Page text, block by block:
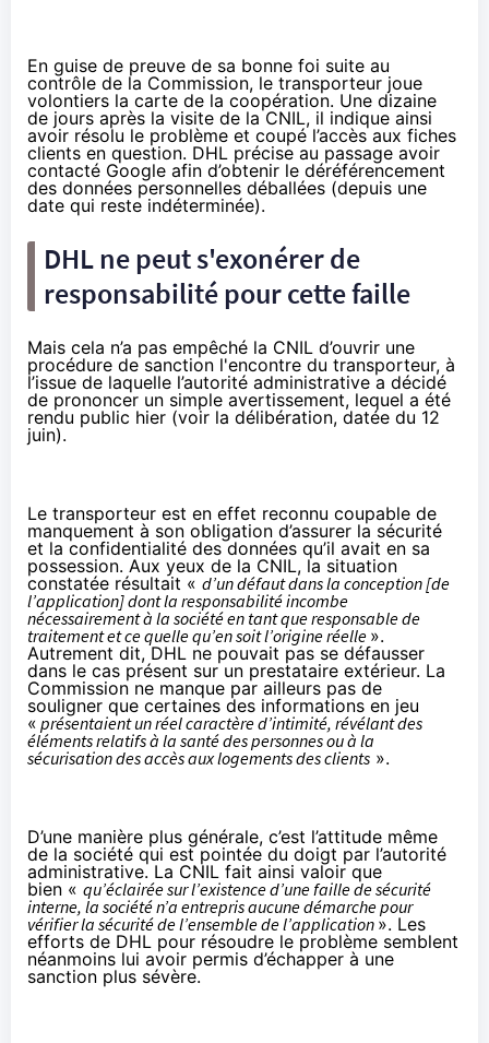
En guise de preuve de sa bonne foi suite au
contrôle de la Commission, le transporteur joue
volontiers la carte de la coopération. Une dizaine
de jours après la visite de la CNIL, il indique ainsi
avoir résolu le problème et coupé l’accès aux fiches
clients en question. DHL précise au passage avoir
contacté Google afin d’obtenir le déréférencement
des données personnelles déballées (depuis une
date qui reste indéterminée).
DHL ne peut s'exonérer de
responsabilité pour cette faille
Mais cela n’a pas empêché la CNIL d’ouvrir une
procédure de sanction l'encontre du transporteur, à
l’issue de laquelle l’autorité administrative a décidé
de prononcer un simple avertissement, lequel a été
rendu public hier (voir la délibération, datée du 12
juin).
Le transporteur est en effet reconnu coupable de
manquement à son obligation d’assurer la sécurité
et la confidentialité des données qu’il avait en sa
possession. Aux yeux de la CNIL, la situation
constatée résultait « d’un défaut dans la conception [de
l’application] dont la responsabilité incombe
nécessairement à la société en tant que responsable de
traitement et ce quelle qu’en soit l’origine réelle ».
Autrement dit, DHL ne pouvait pas se défausser
dans le cas présent sur un prestataire extérieur. La
Commission ne manque par ailleurs pas de
souligner que certaines des informations en jeu
« présentaient un réel caractère d’intimité, révélant des
éléments relatifs à la santé des personnes ou à la
sécurisation des accès aux logements des clients ».
D’une manière plus générale, c’est l’attitude même
de la société qui est pointée du doigt par l’autorité
administrative. La CNIL fait ainsi valoir que
bien « qu’éclairée sur l’existence d’une faille de sécurité
interne, la société n’a entrepris aucune démarche pour
vérifier la sécurité de l’ensemble de l’application ». Les
efforts de DHL pour résoudre le problème semblent
néanmoins lui avoir permis d’échapper à une
sanction plus sévère.